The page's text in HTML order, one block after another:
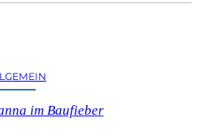
im Baufieber